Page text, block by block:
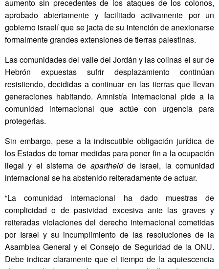
aumento sin precedentes de los ataques de los colonos,
aprobado abiertamente y facilitado activamente por un
gobierno israelí que se jacta de su intención de anexionarse
formalmente grandes extensiones de tierras palestinas.
Las comunidades del valle del Jordán y las colinas el sur de
Hebrón expuestas sufrir desplazamiento continúan
resistiendo, decididas a continuar en las tierras que llevan
generaciones habitando. Amnistía Internacional pide a la
comunidad internacional que actúe con urgencia para
protegerlas.
Sin embargo, pese a la indiscutible obligación jurídica de
los Estados de tomar medidas para poner fin a la ocupación
ilegal y el sistema de apartheidde Israel, la comunidad
internacional se ha abstenido reiteradamente de actuar.
“La comunidad internacional ha dado muestras de
complicidad o de pasividad excesiva ante las graves y
reiteradas violaciones del derecho internacional cometidas
por Israel y su incumplimiento de las resoluciones de la
Asamblea General y el Consejo de Seguridad de la ONU.
Debe indicar claramente que el tiempo de la aquiescencia